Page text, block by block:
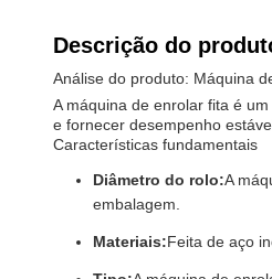
Descrição do
Análise do produto: Máquina
A máquina de enrolar fita é
e fornecer desempenho
Características fundamentais
Diâmetro do rolo:A
embalagem.
Materiais:Feita de aço